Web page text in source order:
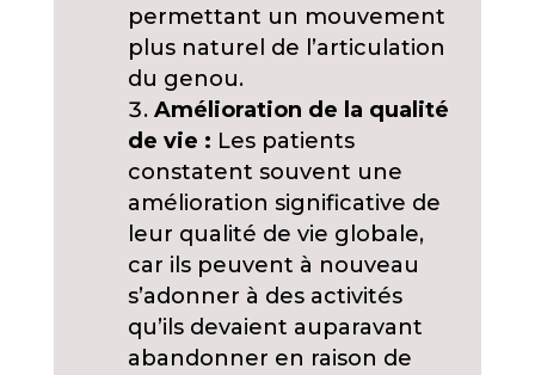
permettant un mouvement
plus naturel de l’articulation
du genou.
Amélioration de la qualité
de vie : Les patients
constatent souvent une
amélioration significative de
leur qualité de vie globale,
car ils peuvent à nouveau
s’adonner à des activités
qu’ils devaient auparavant
abandonner en raison de